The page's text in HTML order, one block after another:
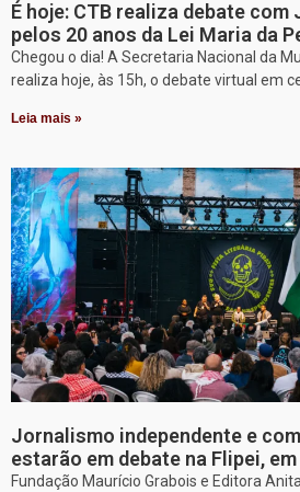
É hoje: CTB realiza debate com
pelos 20 anos da Lei Maria da
Chegou o dia! A Secretaria Nacional da
realiza hoje, às 15h, o debate virtual em
Leia mais »
Jornalismo independente e
estarão em debate na Flipei,
Fundação Maurício Grabois e Editora